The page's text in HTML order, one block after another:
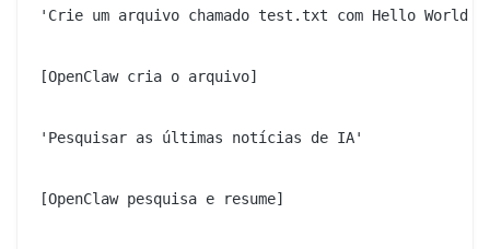
'Crie um arquivo chamado test.txt com Hello World
[OpenClaw cria o arquivo]
'Pesquisar as últimas notícias de IA'
[OpenClaw pesquisa e resume]